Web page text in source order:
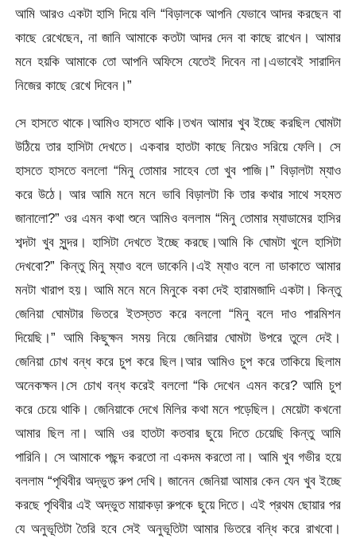
আমি আরও একটা হাসি দিয়ে বলি “বিড়ালকে আপনি যেভাবে আদর করছেন বা
কাছে রেখেছেন, না জানি আমাকে কতটা আদর দেন বা কাছে রাখেন। আমার
মনে হয়কি আমাকে তো আপনি অফিসে যেতেই দিবেন না।এভাবেই সারাদিন
নিজের কাছে রেখে দিবেন।”
সে হাসতে থাকে।আমিও হাসতে থাকি।তখন আমার খুব ইচ্ছে করছিল ঘোমটা
উঠিয়ে তার হাসিটা দেখতে। একবার হাতটা কাছে নিয়েও সরিয়ে ফেলি। সে
হাসতে হাসতে বললো “মিনু তোমার সাহেব তো খুব পাজি।” বিড়ালটা ম্যাও
করে উঠে। আর আমি মনে মনে ভাবি বিড়ালটা কি তার কথার সাথে সহমত
জানালো?” ওর এমন কথা শুনে আমিও বললাম “মিনু তোমার ম্যাডামের হাসির
শব্দটা খুব সুন্দর। হাসিটা দেখতে ইচ্ছে করছে।আমি কি ঘোমটা খুলে হাসিটা
দেখবো?” কিন্তু মিনু ম্যাও বলে ডাকেনি।এই ম্যাও বলে না ডাকাতে আমার
মনটা খারাপ হয়। আমি মনে মনে মিনুকে বকা দেই হারামজাদি একটা। কিন্তু
জেনিয়া ঘোমটার ভিতরে ইতস্তত করে বললো “মিনু বলে দাও পারমিশন
দিয়েছি।” আমি কিছুক্ষন সময় নিয়ে জেনিয়ার ঘোমটা উপরে তুলে দেই।
জেনিয়া চোখ বন্ধ করে চুপ করে ছিল।আর আমিও চুপ করে তাকিয়ে ছিলাম
অনেকক্ষন।সে চোখ বন্ধ করেই বললো “কি দেখেন এমন করে? আমি চুপ
করে চেয়ে থাকি। জেনিয়াকে দেখে মিলির কথা মনে পড়েছিল। মেয়েটা কখনো
আমার ছিল না। আমি ওর হাতটা কতবার ছুয়ে দিতে চেয়েছি কিন্তু আমি
পারিনি। সে আমাকে পছন্দ করতো না একদম করতো না। আমি খুব গভীর হয়ে
বললাম “পৃথিবীর অদ্ভুত রুপ দেখি। জানেন জেনিয়া আমার কেন যেন খুব ইচ্ছে
করছে পৃথিবীর এই অদ্ভুত মায়াকড়া রুপকে ছুয়ে দিতে। এই প্রথম ছোয়ার পর
যে অনুভূতিটা তৈরি হবে সেই অনুভূতিটা আমার ভিতরে বন্ধি করে রাখবো।